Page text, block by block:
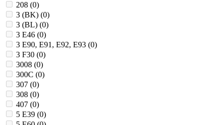
208 (0)
3 (BK) (0)
3 (BL) (0)
3 E46 (0)
3 E90, E91, E92, E93 (0)
3 F30 (0)
3008 (0)
300C (0)
307 (0)
308 (0)
407 (0)
5 E39 (0)